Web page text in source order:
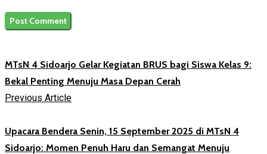
MTsN 4 Sidoarjo Gelar Kegiatan BRUS bagi Siswa Kelas 9:
Bekal Penting Menuju Masa Depan Cerah
Previous Article
Upacara Bendera Senin, 15 September 2025 di MTsN 4
Sidoarjo: Momen Penuh Haru dan Semangat Menuju